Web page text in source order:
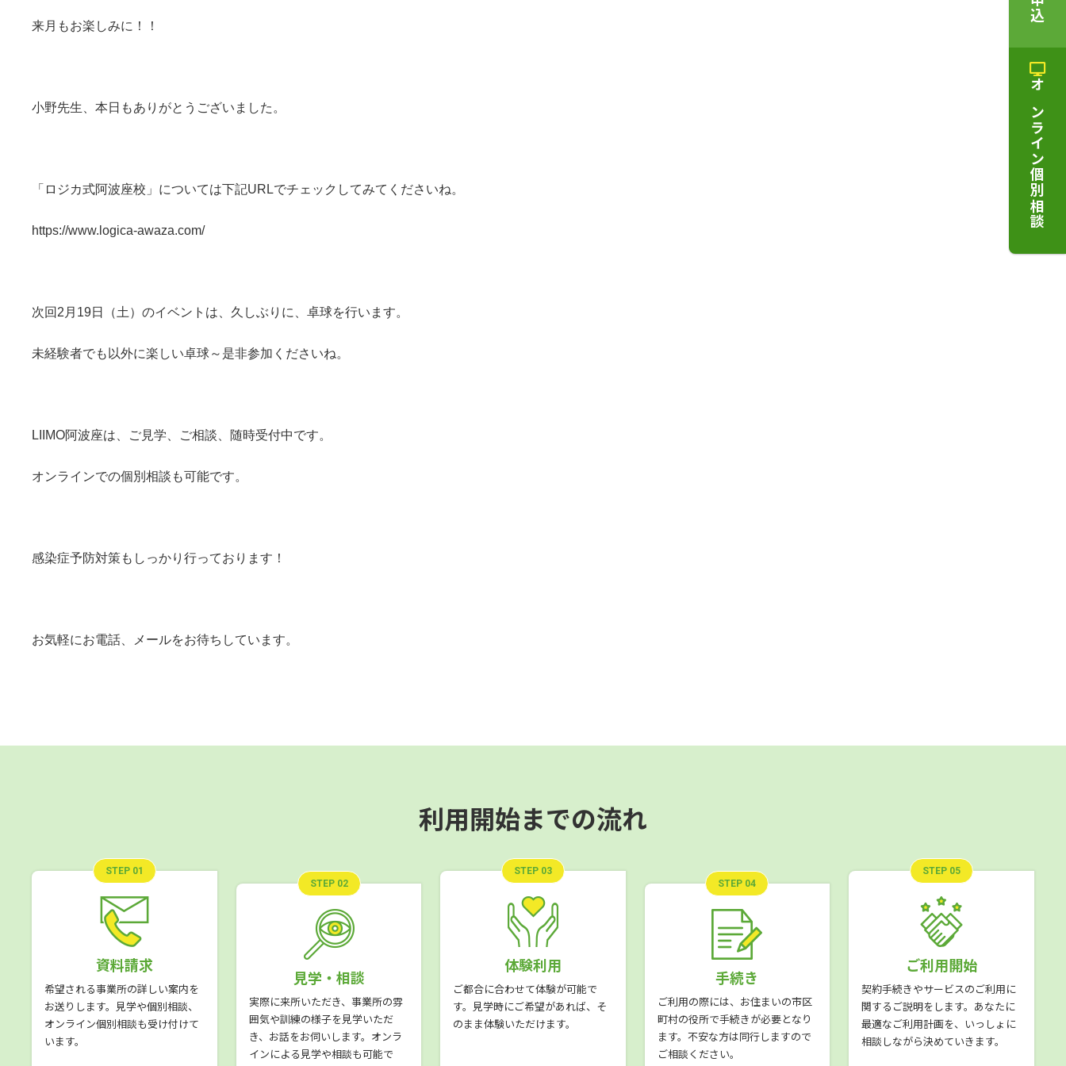
来月もお楽しみに！！
小野先生、本日もありがとうございました。
「ロジカ式阿波座校」については下記URLでチェックしてみてくださいね。
https://www.logica-awaza.com/
次回2月19日（土）のイベントは、久しぶりに、卓球を行います。
未経験者でも以外に楽しい卓球～是非参加くださいね。
LIIMO阿波座は、ご見学、ご相談、随時受付中です。
オンラインでの個別相談も可能です。
感染症予防対策もしっかり行っております！
お気軽にお電話、メールをお待ちしています。
利用開始までの流れ
STEP 01
資料請求
希望される事業所の詳しい案内を
お送りします。見学や個別相談、
オンライン個別相談も受け付けて
います。
STEP 02
見学・相談
実際に来所いただき、事業所の雰
囲気や訓練の様子を見学いただ
き、お話をお伺いします。オンラ
インによる見学や相談も可能で
STEP 03
体験利用
ご都合に合わせて体験が可能で
す。見学時にご希望があれば、そ
のまま体験いただけます。
STEP 04
手続き
ご利用の際には、お住まいの市区
町村の役所で手続きが必要となり
ます。不安な方は同行しますので
ご相談ください。
STEP 05
ご利用開始
契約手続きやサービスのご利用に
関するご説明をします。あなたに
最適なご利用計画を、いっしょに
相談しながら決めていきます。
オンライン個別相談